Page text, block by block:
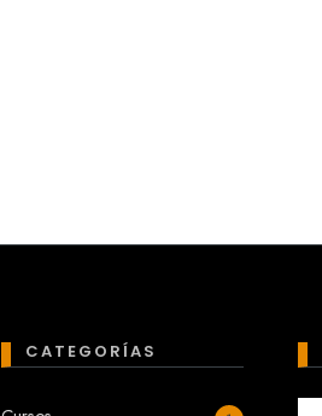
CATEGORÍAS